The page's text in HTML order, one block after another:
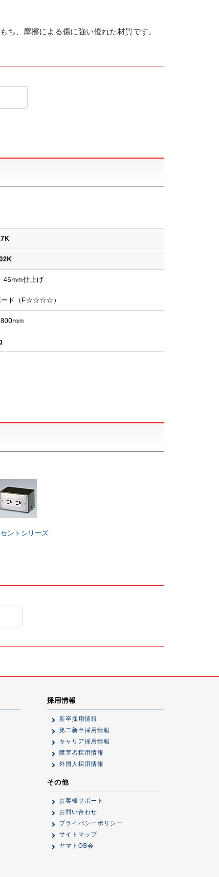
、摩擦による傷に強い優れた材質です。
仕上げ
ード（F☆☆☆☆）
ント シリーズ
採用情報
新卒採用情報
第二新卒採用情報
キャリア採用情報
障害者採用情報
外国人採用情報
その他
お客様サポート
お問い合わせ
プライバシーポリシー
サイトマップ
ヤマトOB会